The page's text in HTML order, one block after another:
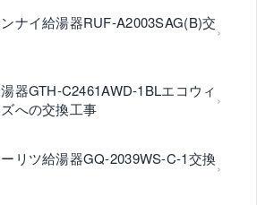
ナイ給湯器RUF-A2003SAG(B)交
器GTH-C2461AWD-1BLエコウィ
への交換工事
リツ給湯器GQ-2039WS-C-1交換